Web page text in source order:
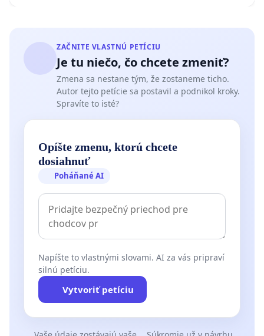
ZAČNITE VLASTNÚ PETÍCIU
Je tu niečo, čo chcete zmeniť?
Zmena sa nestane tým, že zostaneme ticho.
Autor tejto petície sa postavil a podnikol kroky.
Spravíte to isté?
Opíšte zmenu, ktorú chcete
dosiahnuť
Poháňané AI
Napíšte to vlastnými slovami. AI za vás pripraví
silnú petíciu.
Vytvoriť petíciu